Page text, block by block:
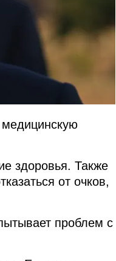
здоровья. Также
от очков,
проблем с